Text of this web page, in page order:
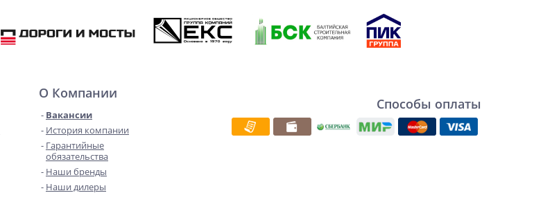
О Компании
Вакансии
История компании
Гарантийные
обязательства
Наши бренды
Наши дилеры
Способы оплаты